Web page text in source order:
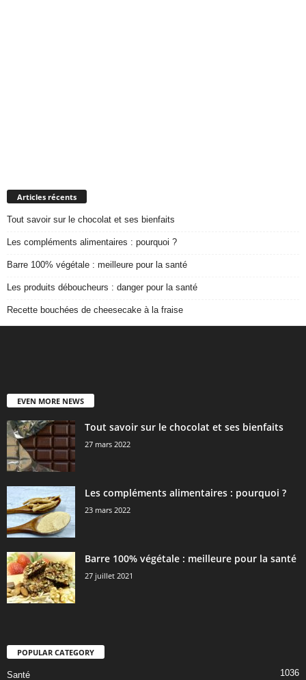
Articles récents
Tout savoir sur le chocolat et ses bienfaits
Les compléments alimentaires : pourquoi ?
Barre 100% végétale : meilleure pour la santé
Les produits déboucheurs : danger pour la santé
Recette bouchées de cheesecake à la fraise
EVEN MORE NEWS
Tout savoir sur le chocolat et ses bienfaits
27 mars 2022
Les compléments alimentaires : pourquoi ?
23 mars 2022
Barre 100% végétale : meilleure pour la santé
27 juillet 2021
POPULAR CATEGORY
Santé 1036